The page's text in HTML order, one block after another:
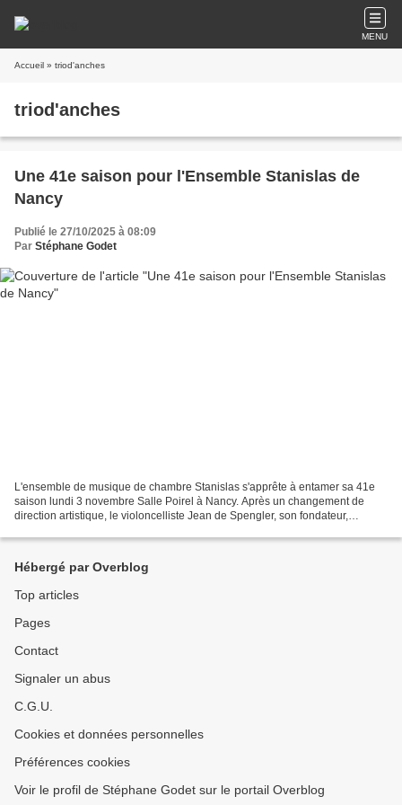
MENU
Accueil » triod'anches
triod'anches
Une 41e saison pour l'Ensemble Stanislas de
Nancy
Publié le 27/10/2025 à 08:09
Par Stéphane Godet
L'ensemble de musique de chambre Stanislas s'apprête à entamer sa 41e
saison lundi 3 novembre Salle Poirel à Nancy. Après un changement de
direction artistique, le violoncelliste Jean de Spengler, son fondateur,
Hébergé par Overblog
Top articles
Pages
Contact
Signaler un abus
C.G.U.
Cookies et données personnelles
Préférences cookies
Voir le profil de Stéphane Godet sur le portail Overblog